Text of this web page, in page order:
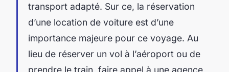
transport adapté. Sur ce, la réservation
d’une location de voiture est d’une
importance majeure pour ce voyage. Au
lieu de réserver un vol à l’aéroport ou de
prendre le train, faire appel à une agence